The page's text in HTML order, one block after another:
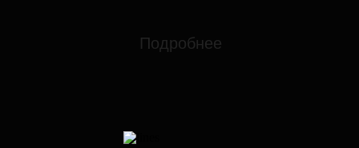
Подробнее